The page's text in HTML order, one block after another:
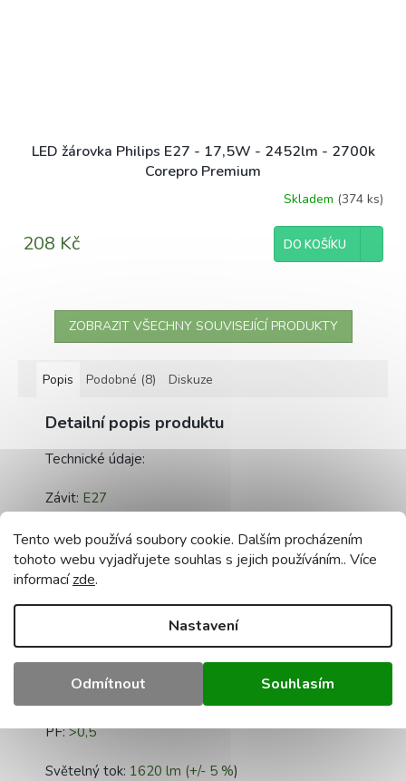
Tento web používá soubory cookie. Dalším procházením
tohoto webu vyjadřujete souhlas s jejich používáním.. Více
informacízde.
Nastavení
Odmítnout Souhlasím
LED žárovka Philips E27 - 17,5W - 2452lm - 2700k
Corepro Premium
Skladem (374 ks)
208 Kč DO KOŠÍKU
ZOBRAZIT VŠECHNY SOUVISEJÍCÍ PRODUKTY
Popis Podobné (8) Diskuze
Detailní popis produktu
Technické údaje:
Závit: E27
Spotřeba energie:18W
Barva: teplá -
Životnost:20 000 hodin
CRI:≥80
PF:>0,5
Světelný tok: 1620 lm (+/- 5 %)